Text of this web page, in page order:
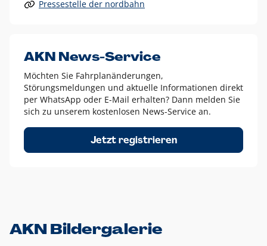
Alle anderen Logo-Varianten dürfen nur in Ausnahmefällen
Diese Ausnahmen sind zum Beispiel:
dem AKN Blau,
weißes Logo auf Fotohintergründen,
schwarzes Logo für reine Schwarz-Weiß-Umsetzungen
Um das Logo herum muss ein Schutzraum von jeweils einer
Höhe bzw. Breite des N aus AKN in alle Richtungen
Pressestelle der nordbahn
AKN News-Service
Möchten Sie Fahrplanänderungen,
Störungsmeldungen und aktuelle Informationen direkt
per WhatsApp oder E-Mail erhalten? Dann melden Sie
sich zu unserem kostenlosen News-Service an.
Jetzt registrieren
AKN Bildergalerie